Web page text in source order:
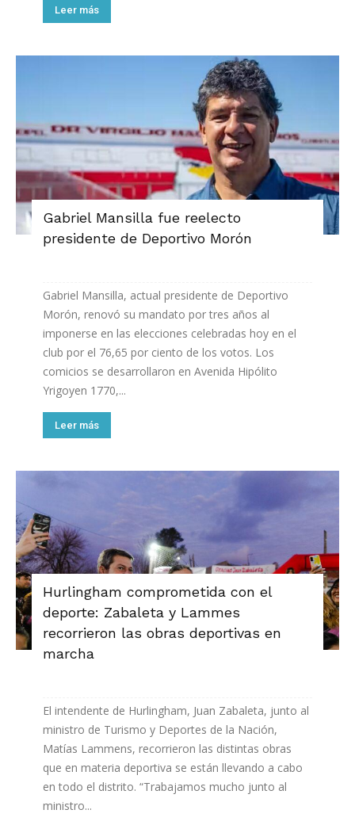
Leer más
Gabriel Mansilla fue reelecto
presidente de Deportivo Morón
Gabriel Mansilla, actual presidente de Deportivo
Morón, renovó su mandato por tres años al
imponerse en las elecciones celebradas hoy en el
club por el 76,65 por ciento de los votos. Los
comicios se desarrollaron en Avenida Hipólito
Yrigoyen 1770,...
Leer más
Hurlingham comprometida con el
deporte: Zabaleta y Lammes
recorrieron las obras deportivas en
marcha
El intendente de Hurlingham, Juan Zabaleta, junto al
ministro de Turismo y Deportes de la Nación,
Matías Lammens, recorrieron las distintas obras
que en materia deportiva se están llevando a cabo
en todo el distrito. “Trabajamos mucho junto al
ministro...